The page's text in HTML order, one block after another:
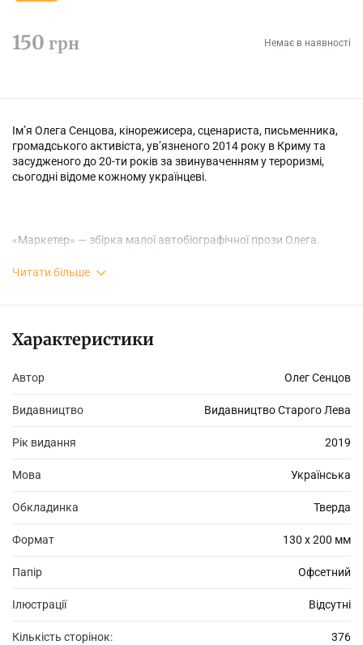
150 грн Немає в наявності
Ім’я Олега Сенцова, кінорежисера, сценариста, письменника,
громадського активіста, ув’язненого 2014 року в Криму та
засудженого до 20-ти років за звинуваченням у тероризмі,
сьогодні відоме кожному українцеві.
«Маркетер» — збірка малої автобіографічної прози Олега.
складання іспитів, будні в гуртожитку і на квартирах, нестримні
характеру. Любов, дружба, виживання і бізнес... Вдумливий та
уважний читач знайде все це у новій книжці Олега Сенцова.
Читати більше
Характеристики
Автор Олег Сенцов
Видавництво Видавництво Старого Лева
Рік видання 2019
Мова Українська
Обкладинка Тверда
Формат 130 х 200 мм
Папір Офсетний
Ілюстрації Відсутні
Кількість сторінок: 376